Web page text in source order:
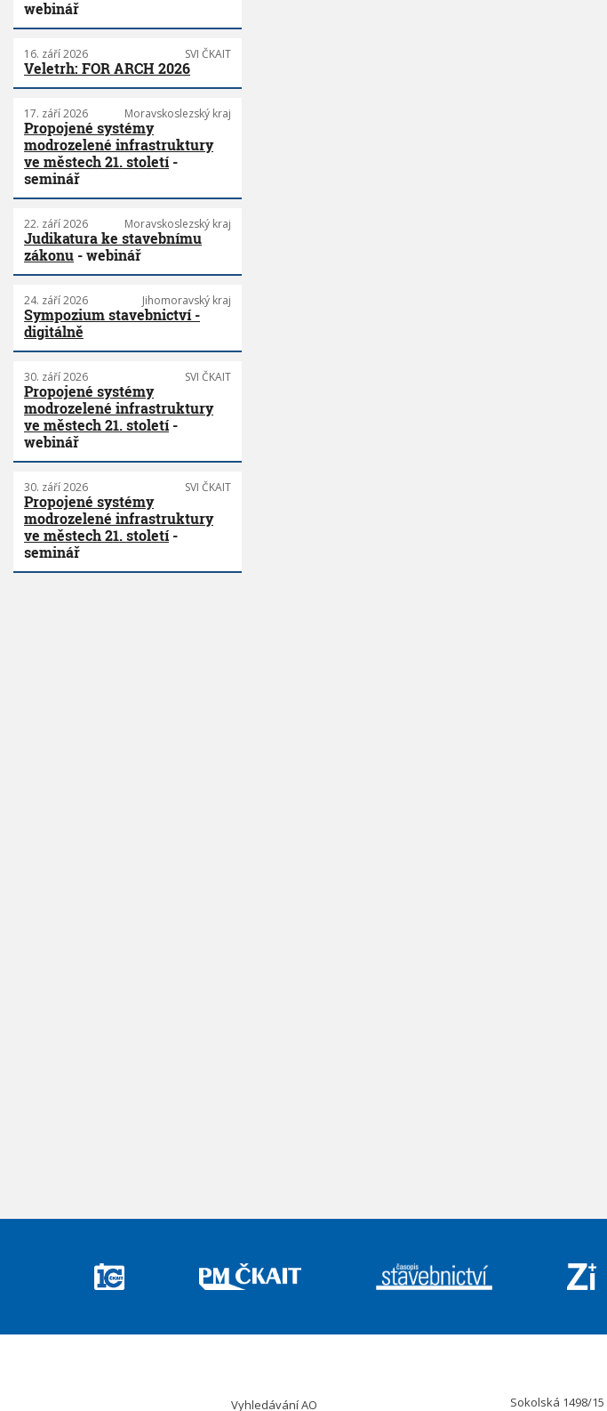
webinář
16. září 2026 SVI ČKAIT
Veletrh: FOR ARCH 2026
17. září 2026 Moravskoslezský kraj
Propojené systémy
modrozelené infrastruktury
ve městech 21. století-
seminář
22. září 2026 Moravskoslezský kraj
Judikatura ke stavebnímu
zákonu - webinář
24. září 2026 Jihomoravský kraj
Sympozium stavebnictví -
digitálně
30. září 2026 SVI ČKAIT
Propojené systémy
modrozelené infrastruktury
ve městech 21. století-
webinář
30. září 2026 SVI ČKAIT
Propojené systémy
modrozelené infrastruktury
ve městech 21. století-
seminář
Vyhledávání AO Sokolská 1498/15